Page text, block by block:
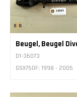
Beugel, Beugel
D1-36073
GSX750F: 1998 - 2005